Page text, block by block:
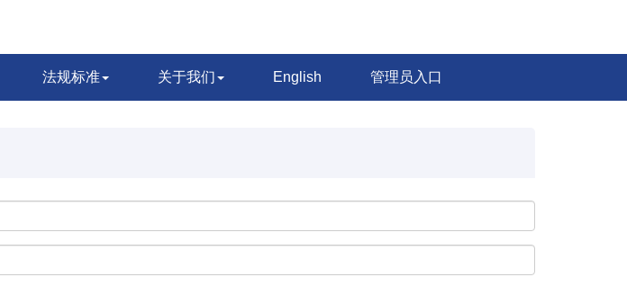
法规标准 关于我们 English 管理员入口